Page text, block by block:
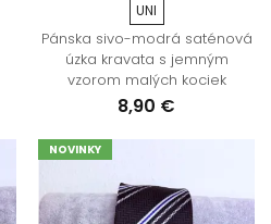
UNI
Pánska sivo-modrá saténová
úzka kravata s jemným
vzorom malých kociek
8,90 €
NOVINKY